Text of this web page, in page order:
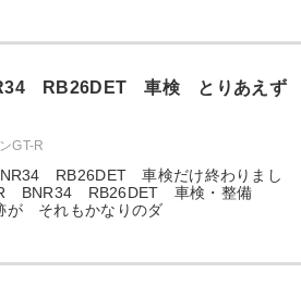
RB26DET 車検 とりあえず
GT-R
RB26DET 車検だけ終わりまし
BNR34 RB26DET 車検・整備
が それもかなりのダ